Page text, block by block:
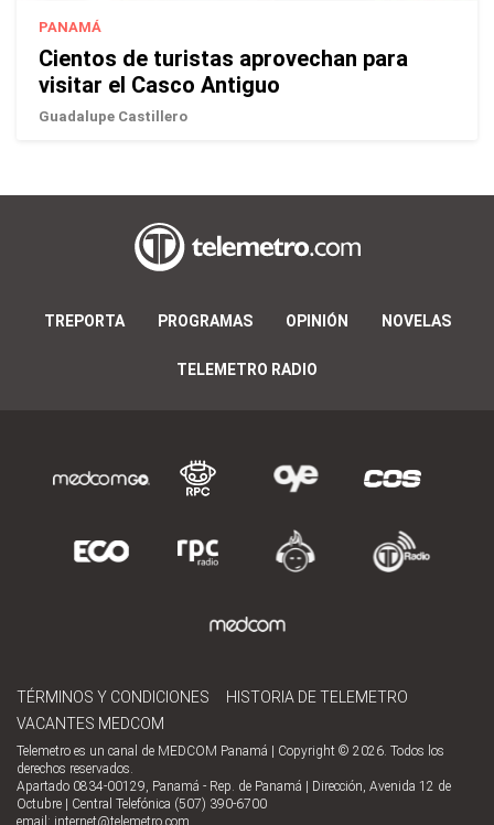
PANAMÁ
Cientos de turistas aprovechan para
visitar el Casco Antiguo
Guadalupe Castillero
TREPORTA PROGRAMAS OPINIÓN NOVELAS
TELEMETRO RADIO
TÉRMINOS Y CONDICIONES
HISTORIA DE TELEMETRO
VACANTES MEDCOM
Telemetro es un canal de MEDCOM Panamá | Copyright © 2026. Todos los
derechos reservados.
Apartado 0834-00129, Panamá - Rep. de Panamá | Dirección, Avenida 12 de
Octubre | Central Telefónica (507) 390-6700
email: internet@telemetro.com